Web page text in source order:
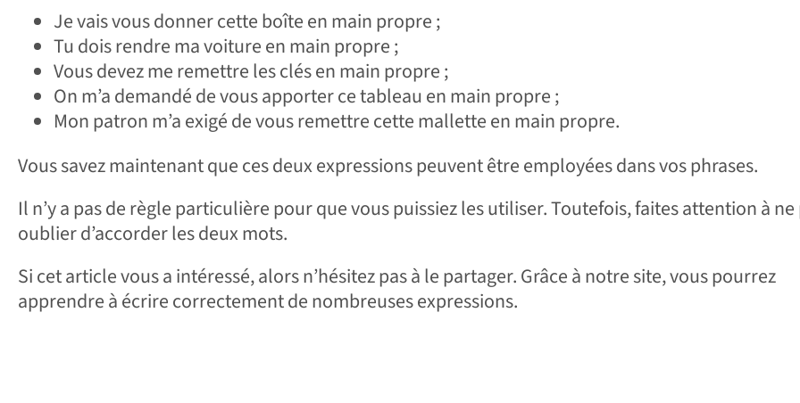
Je vais vous donner cette boîte en main propre ;
Tu dois rendre ma voiture en main propre ;
Vous devez me remettre les clés en main propre ;
On m’a demandé de vous apporter ce tableau en main propre ;
Mon patron m’a exigé de vous remettre cette mallette en main propre.
Vous savez maintenant que ces deux expressions peuvent être employées dans vos phrases.
Il n’y a pas de règle particulière pour que vous puissiez les utiliser. Toutefois, faites attention à ne
oublier d’accorder les deux mots.
Si cet article vous a intéressé, alors n’hésitez pas à le partager. Grâce à notre site, vous pourrez
apprendre à écrire correctement de nombreuses expressions.